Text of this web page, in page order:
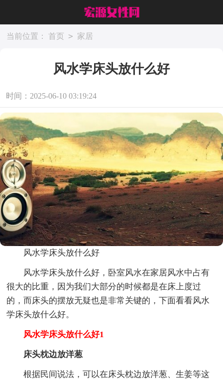
当前位置： 首页 > 家居
风水学床头放什么好
时间：2025-06-10 03:19:24
风水学床头放什么好
风水学床头放什么好，卧室风水在家居风水中占有
很大的比重，因为我们大部分的时候都是在床上度过
的，而床头的摆放无疑也是非常关键的，下面看看风水
学床头放什么好。
风水学床头放什么好1
床头枕边放洋葱
根据民间说法，可以在床头枕边放洋葱、生姜等这